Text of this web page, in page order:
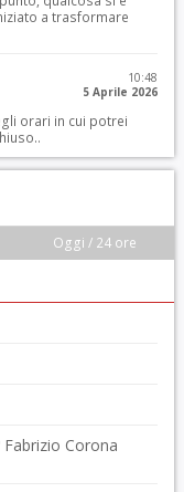
a trasformare
10:48
5 Aprile 2026
orari in cui potrei
Oggi / 24 ore
Corona